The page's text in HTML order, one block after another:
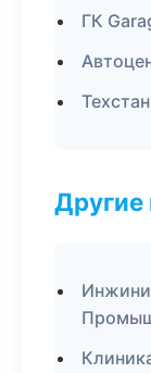
ГК
Другие